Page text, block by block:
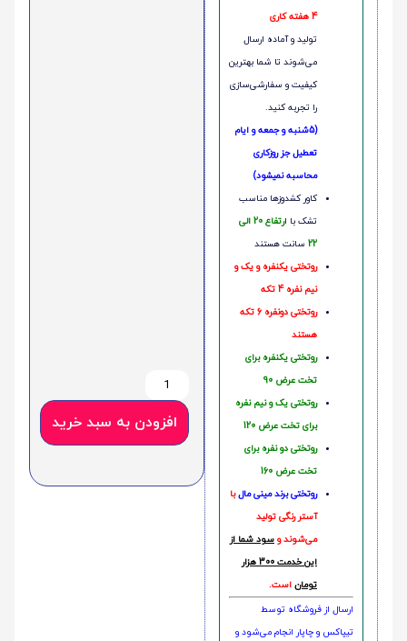
4 هفته کاری
تولید و آماده ارسال
می‌شوند تا شما بهترین
کیفیت و سفارشی‌سازی
را تجربه کنید.
(5شنبه و جمعه و ایام
تعطیل جز روزکاری
محاسبه نمیشود)
کاور کشدوزها مناسب
تشک با ا
رتفاع 20 الی
22 سانت هستند
روتختی یکنفره و یک و
نیم نفره 4 تکه
روتختی دونفره 6 تکه
هستند
روتختی یکنفره برای
تخت عرض 90
روتختی یک و نیم نفره
برای تخت عرض 120
روتختی دو نفره برای
تخت عرض 160
روتختی‌ برند مینی مالبا
آستر رنگی تولید
می‌شوند و سود شما از
این خدمت 300 هزار
تومان است.
ارسال از فروشگاه توسط
تیپاکس و چاپار انجام می‌شود و
افزودن به سبد خرید